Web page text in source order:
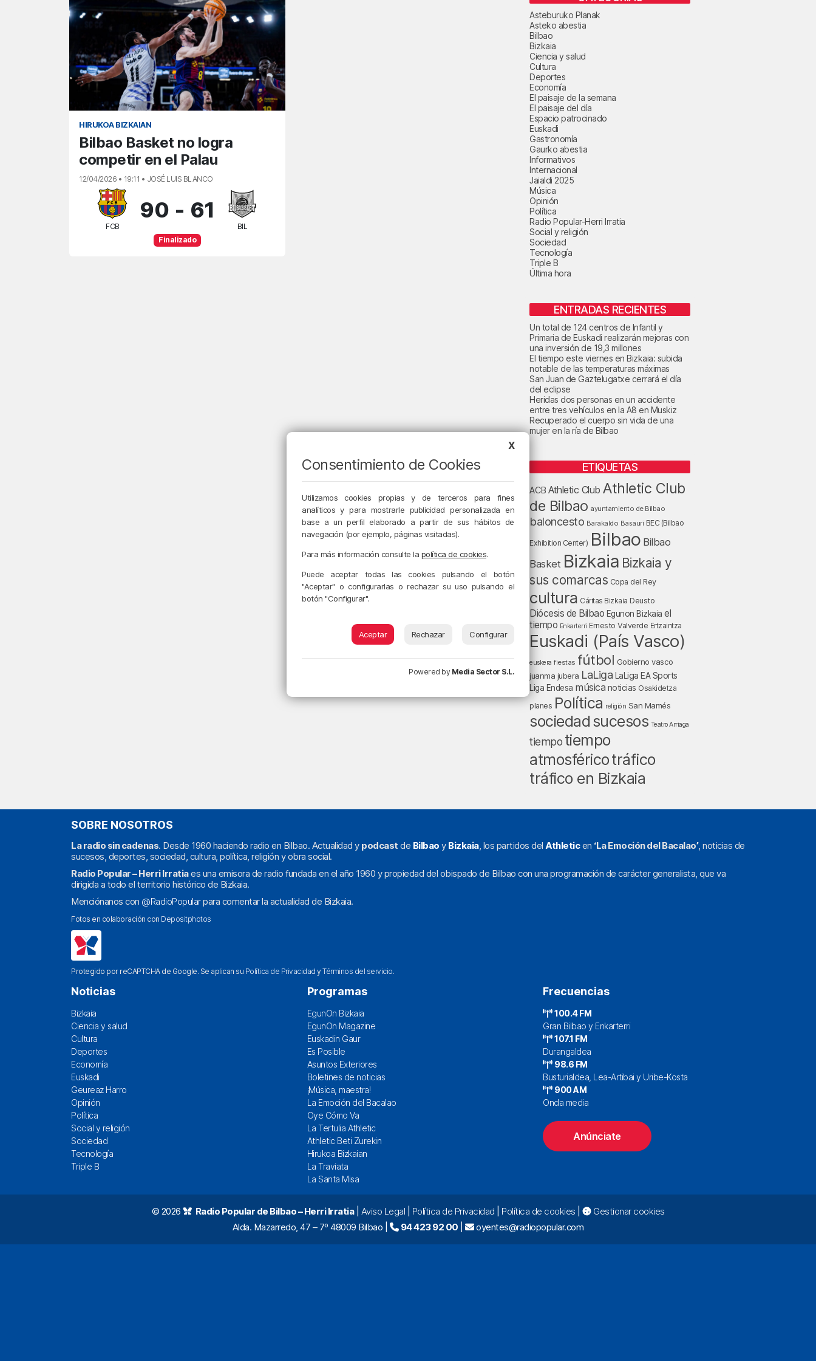
HIRUKOA BIZKAIAN
Bilbao Basket no logra
competir en el Palau
12/04/2026 • 19:11 • JOSÉ LUIS BLANCO
FCB
90 - 61
BIL
Finalizado
Asteburuko Planak
Asteko abestia
Bilbao
Bizkaia
Ciencia y salud
Cultura
Deportes
Economía
El paisaje de la semana
El paisaje del día
Espacio patrocinado
Euskadi
Gastronomía
Gaurko abestia
Informativos
Internacional
Jaialdi 2025
Música
Opinión
Política
Radio Popular-Herri Irratia
Social y religión
Sociedad
Tecnología
Triple B
Última hora
ENTRADAS RECIENTES
Un total de 124 centros de Infantil y
Primaria de Euskadi realizarán mejoras con
una inversión de 19,3 millones
El tiempo este viernes en Bizkaia: subida
notable de las temperaturas máximas
San Juan de Gaztelugatxe cerrará el día
del eclipse
Heridas dos personas en un accidente
entre tres vehículos en la A8 en Muskiz
Recuperado el cuerpo sin vida de una
mujer en la ría de Bilbao
ETIQUETAS
ACB Athletic Club Athletic Club
de Bilbao ayuntamiento de Bilbao
baloncesto Barakaldo Basauri BEC (Bilbao
Exhibition Center) Bilbao Bilbao
Basket Bizkaia Bizkaia y
sus comarcas Copa del Rey
cultura Cáritas Bizkaia Deusto
Diócesis de Bilbao Egunon Bizkaia el
tiempo Enkarterri Ernesto Valverde Ertzaintza
Euskadi (País Vasco)
euskera fiestas fútbol Gobierno vasco
juanma jubera LaLiga LaLiga EA Sports
Liga Endesa música noticias Osakidetza
planes Política religión San Mamés
sociedad sucesos Teatro Arriaga
tiempo tiempo
atmosféricotráfico
tráfico en Bizkaia
SOBRE NOSOTROS
La radio sin cadenas. Desde 1960 haciendo radio en Bilbao. Actualidad y podcast de Bilbao y Bizkaia, los partidos del Athleticen ‘La Emoción del Bacalao’, noticias de
sucesos, deportes, sociedad, cultura, política, religión y obra social.
Radio Popular – Herri Irratiaes una emisora de radio fundada en el año 1960 y propiedad del obispado de Bilbao con una programación de carácter generalista, que va
dirigida a todo el territorio histórico de Bizkaia.
Menciónanos con @RadioPopularpara comentar la actualidad de Bizkaia.
Fotos en colaboración con Depositphotos
Protegido por reCAPTCHA de Google. Se aplican su Política de Privacidad yTérminos del servicio.
Noticias
Bizkaia
Ciencia y salud
Cultura
Deportes
Economía
Euskadi
Geureaz Harro
Opinión
Política
Social y religión
Sociedad
Tecnología
Triple B
Programas
EgunOn Bizkaia
EgunOn Magazine
Euskadin Gaur
Es Posible
Asuntos Exteriores
Boletines de noticias
¡Música, maestra!
La Emoción del Bacalao
Oye Cómo Va
La Tertulia Athletic
Athletic Beti Zurekin
Hirukoa Bizkaian
La Traviata
La Santa Misa
Frecuencias
100.4 FM
Gran Bilbao y Enkarterri
107.1 FM
Durangaldea
98.6 FM
Busturialdea, Lea-Artibai y Uribe-Kosta
900 AM
Onda media
Anúnciate
© 2026 Radio Popular de Bilbao – Herri Irratia| Aviso Legal Política de Privacidad Política de cookies
Gestionar cookies
Alda. Mazarredo, 47 – 7º 48009 Bilbao |
94 423 92 00 | oyentes@radiopopular.com
X
Consentimiento de Cookies
Utilizamos cookies propias y de terceros para fines
analíticos y para mostrarle publicidad personalizada en
base a un perfil elaborado a partir de sus hábitos de
navegación (por ejemplo, páginas visitadas).
Para más información consulte la política de cookies.
Puede aceptar todas las cookies pulsando el botón
"Aceptar" o configurarlas o rechazar su uso pulsando el
botón "Configurar".
Aceptar Rechazar Configurar
Powered by Media Sector S.L.